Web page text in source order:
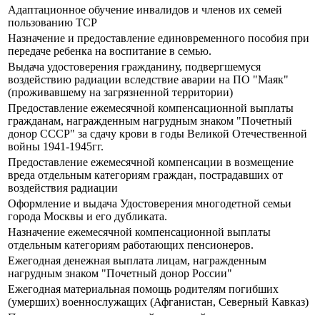
Адаптационное обучение инвалидов и членов их семей
пользованию ТСР
Назначение и предоставление единовременного пособия при
передаче ребенка на воспитание в семью.
Выдача удостоверения гражданину, подвергшемуся
воздействию радиации вследствие аварии на ПО "Маяк"
(проживавшему на загрязненной территории)
Предоставление ежемесячной компенсационной выплаты
гражданам, награжденным нагрудным знаком "Почетный
донор СССР" за сдачу крови в годы Великой Отечественной
войны 1941-1945гг.
Предоставление ежемесячной компенсации в возмещение
вреда отдельным категориям граждан, пострадавших от
воздействия радиации
Оформление и выдача Удостоверения многодетной семьи
города Москвы и его дубликата.
Назначение ежемесячной компенсационной выплаты
отдельным категориям работающих пенсионеров.
Ежегодная денежная выплата лицам, награжденным
нагрудным знаком "Почетный донор России"
Ежегодная материальная помощь родителям погибших
(умерших) военнослужащих (Афганистан, Северный Кавказ)